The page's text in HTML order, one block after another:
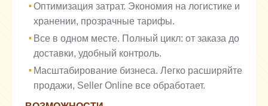
Оптимизация затрат. Экономия на логистике и
хранении, прозрачные тарифы.
Все в одном месте. Полный цикл: от заказа до
доставки, удобный контроль.
Масштабирование бизнеса. Легко расширяйте
продажи, Seller Online все обработает.